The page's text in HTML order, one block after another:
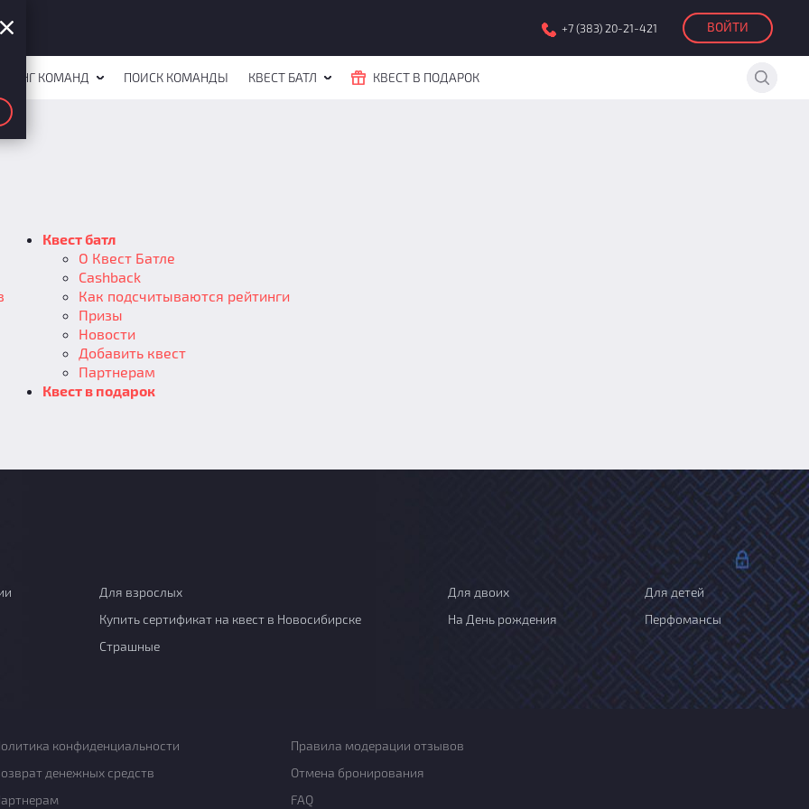
+7 (383) 20-21-421 ВОЙТИ
КОМАНД ПОИСК КОМАНДЫ КВЕСТ БАТЛ
КВЕСТ В ПОДАРОК
Квест батл
О Квест Батле
Cashback
Как подсчитываются рейтинги
Призы
Новости
Добавить квест
Партнерам
Квест в подарок
Для взрослых Для двоих
Для детей
Купить сертификат на квест в Новосибирске На День рождения
Перфомансы
Страшные
конфиденциальности
Правила модерации отзывов
денежных средств
Отмена бронирования
FAQ